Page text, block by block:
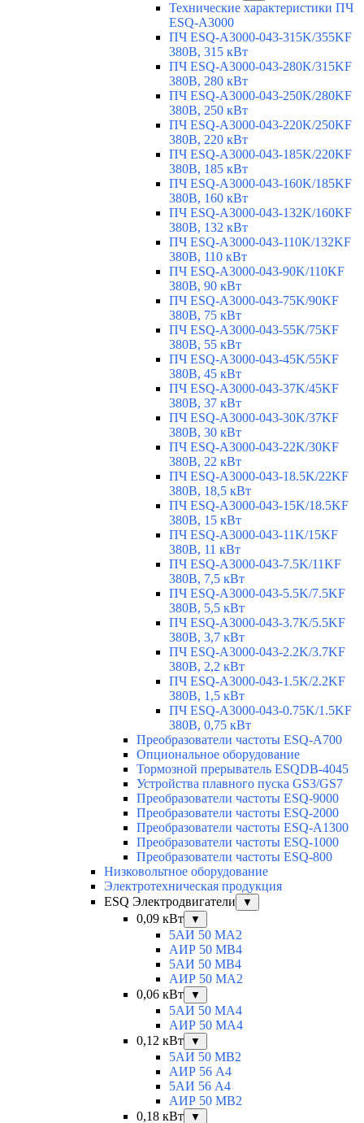
Технические характеристики ПЧ
ESQ-A3000
ПЧ ESQ-A3000-043-315K/355KF
380В, 315 кВт
ПЧ ESQ-A3000-043-280K/315KF
380В, 280 кВт
ПЧ ESQ-A3000-043-250K/280KF
380В, 250 кВт
ПЧ ESQ-A3000-043-220K/250KF
380В, 220 кВт
ПЧ ESQ-A3000-043-185K/220KF
380В, 185 кВт
ПЧ ESQ-A3000-043-160K/185KF
380В, 160 кВт
ПЧ ESQ-A3000-043-132K/160KF
380В, 132 кВт
ПЧ ESQ-A3000-043-110K/132KF
380В, 110 кВт
ПЧ ESQ-A3000-043-90K/110KF
380В, 90 кВт
ПЧ ESQ-A3000-043-75K/90KF
380В, 75 кВт
ПЧ ESQ-A3000-043-55K/75KF
380В, 55 кВт
ПЧ ESQ-A3000-043-45K/55KF
380В, 45 кВт
ПЧ ESQ-A3000-043-37K/45KF
380В, 37 кВт
ПЧ ESQ-A3000-043-30K/37KF
380В, 30 кВт
ПЧ ESQ-A3000-043-22K/30KF
380В, 22 кВт
ПЧ ESQ-A3000-043-18.5K/22KF
380В, 18,5 кВт
ПЧ ESQ-A3000-043-15K/18.5KF
380В, 15 кВт
ПЧ ESQ-A3000-043-11K/15KF
380В, 11 кВт
ПЧ ESQ-A3000-043-7.5K/11KF
380В, 7,5 кВт
ПЧ ESQ-A3000-043-5.5K/7.5KF
380В, 5,5 кВт
ПЧ ESQ-A3000-043-3.7K/5.5KF
380В, 3,7 кВт
ПЧ ESQ-A3000-043-2.2K/3.7KF
380В, 2,2 кВт
ПЧ ESQ-A3000-043-1.5K/2.2KF
380В, 1,5 кВт
ПЧ ESQ-A3000-043-0.75K/1.5KF
380В, 0,75 кВт
Преобразователи частоты ESQ-A700
Опциональное оборудование
Тормозной прерыватель ESQDB-4045
Устройства плавного пуска GS3/GS7
Преобразователи частоты ESQ-9000
Преобразователи частоты ESQ-2000
Преобразователи частоты ESQ-A1300
Преобразователи частоты ESQ-1000
Преобразователи частоты ESQ-800
Низковольтное оборудование
Электротехническая продукция
ESQ Электродвигатели
▼
0,09 кВт ▼
5АИ 50 МА2
АИР 50 МВ4
5АИ 50 МB4
АИР 50 МА2
0,06 кВт
▼
5АИ 50 МА4
АИР 50 MA4
0,12 кВт
▼
5АИ 50 МB2
АИР 56 А4
5АИ 56 A4
АИР 50 МВ2
0,18 кВт
▼